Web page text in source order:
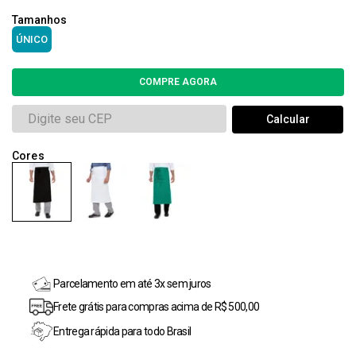
ÚNICO
Parcelamento em até 3x sem juros
Frete grátis para compras acima de R$ 500,00
Entrega rápida para todo Brasil